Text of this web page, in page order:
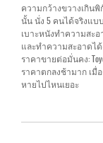
ความกว้างขวางเกินพิ
นั้น นั่ง 5 คนได้จริงแบ
เบาะหนังทำความสะ
และทำความสะอาดไ
ราคาขายต่อมั่นคง:
ราคาตกลงช้ามาก เมื่
หายไปไหนเยอะ